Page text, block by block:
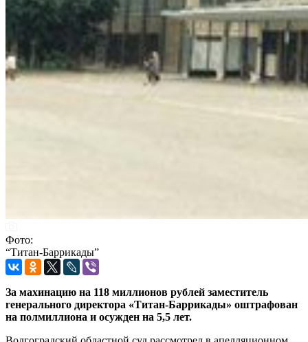
Фото:
“Титан-Баррикады”
За махинацию на 118 миллионов рублей заместитель
генерального директора «Титан-Баррикады» оштрафован
на полмиллиона и осужден на 5,5 лет.